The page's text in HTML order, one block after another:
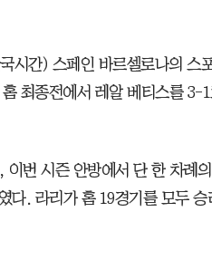
시간) 스페인 바르셀로나의 스
최종전에서 레알 베티스를 3-
이번 시즌 안방에서 단 한 차례
다. 라리가 홈 19경기를 모두 승